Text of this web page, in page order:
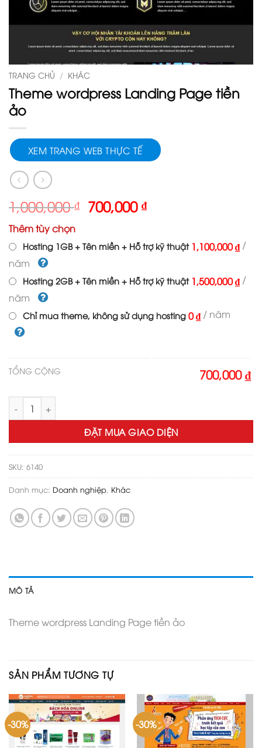
TRANG CHỦ / KHÁC
Theme wordpress Landing Page tiền
ảo
XEM TRANG WEB THỰC TẾ
1,000,000₫ Giá
gốc
1,000,000 ₫.
700,000₫Giá
là:
Thêm tùy chọn
Hosting 1GB + Tên miền + Hỗ trợ kỹ thuật 1,100,000 ₫ /
năm
Hosting 2GB + Tên miền + Hỗ trợ kỹ thuật 1,500,000 ₫ /
năm
Chỉ mua theme, không sử dụng hosting 0 ₫ / năm
TỔNG CỘNG 700,000 ₫
Theme wordpress Landing Page tiền ảo số lượng
ĐẶT MUA GIAO DIỆN
SKU: 6140
Danh mục: Doanh nghiệp, Khác
MÔ TẢ
Theme wordpress Landing Page tiền ảo
SẢN PHẨM TƯƠNG TỰ
-30% -30%